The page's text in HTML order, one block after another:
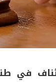
في